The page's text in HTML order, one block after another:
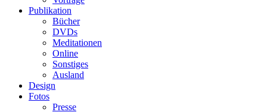
Publikation
Bücher
DVDs
Meditationen
Online
Sonstiges
Ausland
Design
Fotos
Presse